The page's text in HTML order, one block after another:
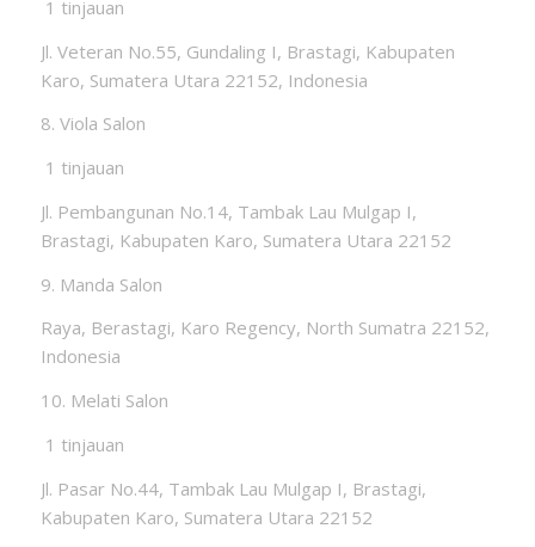
1 tinjauan
Jl. Veteran No.55, Gundaling I, Brastagi, Kabupaten
Karo, Sumatera Utara 22152, Indonesia
8. Viola Salon
1 tinjauan
Jl. Pembangunan No.14, Tambak Lau Mulgap I,
Brastagi, Kabupaten Karo, Sumatera Utara 22152
9. Manda Salon
Raya, Berastagi, Karo Regency, North Sumatra 22152,
Indonesia
10. Melati Salon
1 tinjauan
Jl. Pasar No.44, Tambak Lau Mulgap I, Brastagi,
Kabupaten Karo, Sumatera Utara 22152